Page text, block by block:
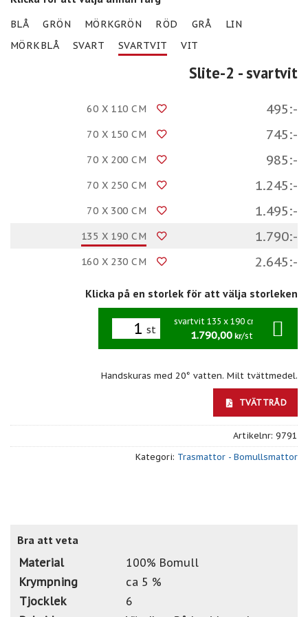
BLÅ GRÖN MÖRKGRÖN RÖD GRÅ
LIN
MÖRKBLÅ
SVART SVARTVIT VIT
Slite-2 - svartvit
60 X 110 CM 495:-
70 X 150 CM 745:-
70 X 200 CM 985:-
70 X 250 CM 1.245:-
70 X 300 CM 1.495:-
135 X 190 CM 1.790:-
160 X 230 CM 2.645:-
Klicka på en storlek för att välja storleken
st
svartvit 135 x 190 cm
1.790,00 kr/st
Handskuras med 20° vatten. Milt tvättmedel.
TVÄTTRÅD
Artikelnr: 9791
Kategori: Trasmattor - Bomullsmattor
Bra att veta
Material
100% Bomull
Krympning
ca 5 %
Tjocklek
6